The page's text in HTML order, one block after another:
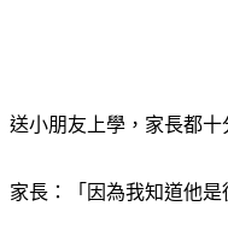
送小朋友上學，家長都
家長：「因為我知道他是